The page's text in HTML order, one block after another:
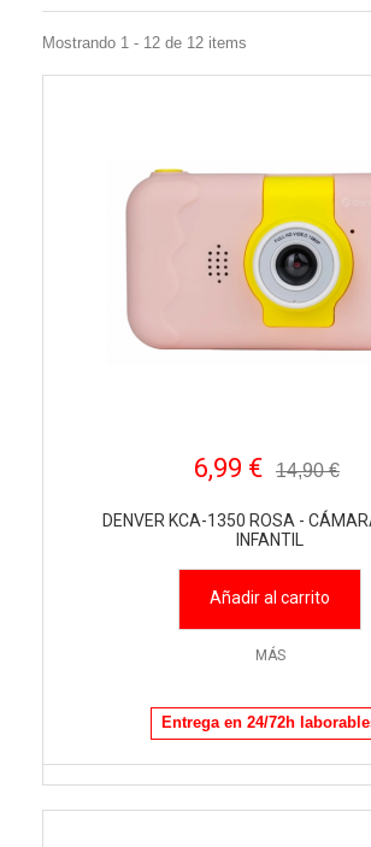
Mostrando 1 - 12 de 12 items
6,99 € 14,90 €
DENVER KCA-1350 ROSA -
INFANTIL
Añadir al carrito
MÁS
Entrega en 24/72h